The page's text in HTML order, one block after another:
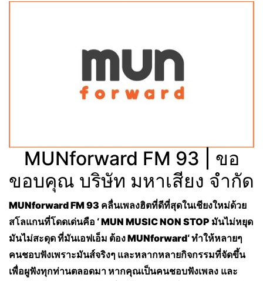
MUNforward FM 93 | ขอ
ขอบคุณ บริษัท มหาเสียง จำกัด
MUNforward FM 93 คลื่นเพลงฮิตที่ดีที่สุดในเชียงใหม่ด้วย
สโลแกนที่โดดเด่นคือ ‘ MUN MUSIC NON STOP มันไม่หยุด
มันไม่สะดุด ที่มันเอฟเอ็ม ต้อง MUNforward‘ ทำให้หลายๆ
คนชอบฟังเพราะมันส์จริงๆ และหลากหลายกิจกรรมที่จัดขึ้น
เพื่อผูฟังทุกท่านตลอดมา หากคุณเป็นคนชอบฟังเพลง และ